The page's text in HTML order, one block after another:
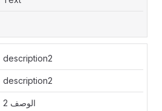
description2
description2
الوصف 2